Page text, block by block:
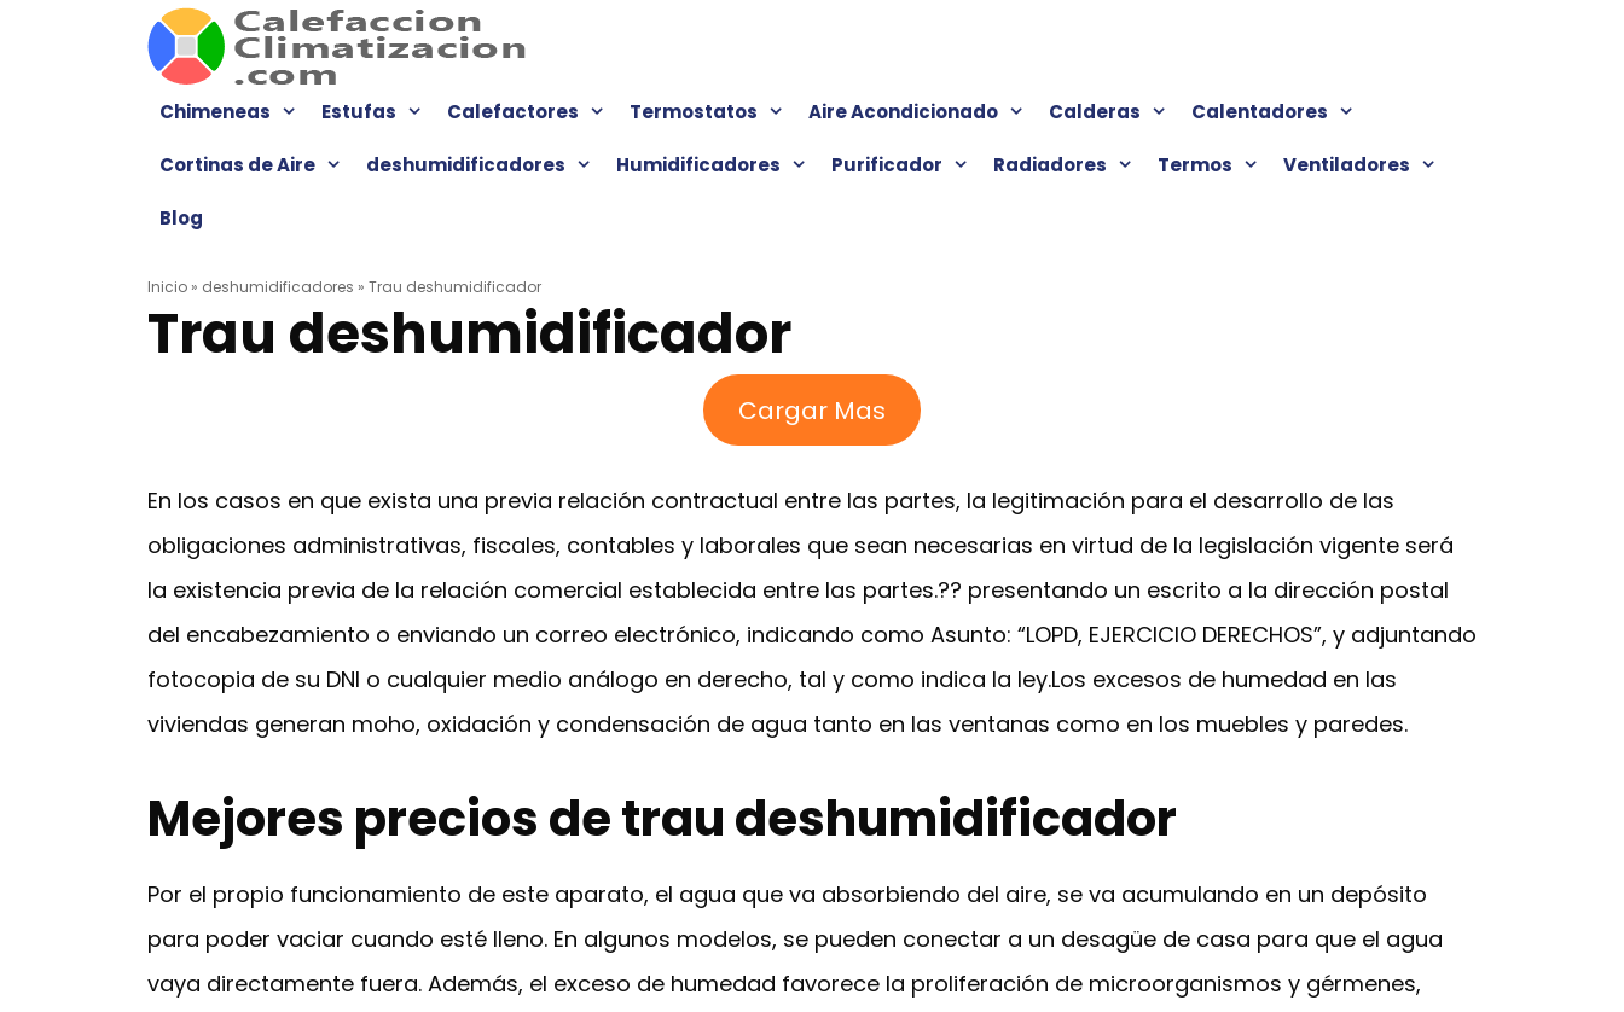
Chimeneas Estufas Calefactores Termostatos Aire Acondicionado Calderas Calentadores
Cortinas de Aire deshumidificadores Humidificadores Purificador Radiadores Termos Ventiladores
Blog
Inicio » deshumidificadores » Trau deshumidificador
Trau deshumidificador
Cargar Mas
En los casos en que exista una previa relación contractual entre las partes, la legitimación para el desarrollo de las
obligaciones administrativas, fiscales, contables y laborales que sean necesarias en virtud de la legislación vigente será
la existencia previa de la relación comercial establecida entre las partes.?? presentando un escrito a la dirección postal
del encabezamiento o enviando un correo electrónico, indicando como Asunto: “LOPD, EJERCICIO DERECHOS”, y adjuntando
fotocopia de su DNI o cualquier medio análogo en derecho, tal y como indica la ley.Los excesos de humedad en las
viviendas generan moho, oxidación y condensación de agua tanto en las ventanas como en los muebles y paredes.
Mejores precios de trau deshumidificador
Por el propio funcionamiento de este aparato, el agua que va absorbiendo del aire, se va acumulando en un depósito
para poder vaciar cuando esté lleno. En algunos modelos, se pueden conectar a un desagüe de casa para que el agua
vaya directamente fuera. Además, el exceso de humedad favorece la proliferación de microorganismos y gérmenes,